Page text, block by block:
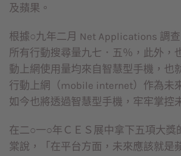
及蘋果。
根據○九年二月 Net Applications 調
所有行動搜尋量九七．五％，此外，
動上網使用量均來自智慧型手機，也
行動上網（mobile internet）作為未
如今也將透過智慧型手機，牢牢掌控
在二○一○年ＣＥＳ展中拿下五項大獎
棠說，「在平台方面，未來應該就是